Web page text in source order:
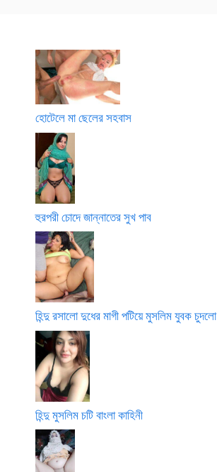
হোটেলে মা ছেলের সহবাস
হুরপরী চোদে জান্নাতের সুখ পাব
হিন্দু রসালো দুধের মাগী পটিয়ে মুসলিম যুবক চুদলো
হিন্দু মুসলিম চটি বাংলা কাহিনী